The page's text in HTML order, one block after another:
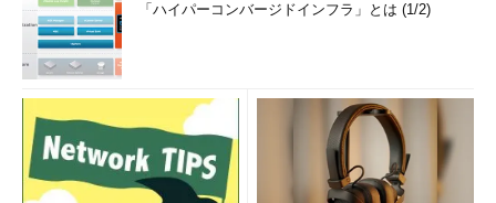
「ハイパーコンバージドインフラ」とは (1/2)